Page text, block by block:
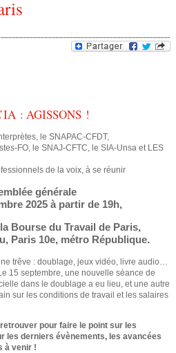
e
r
e
r
h
: AGISSONS !
le SNAPAC-CFDT,
FO, le SNAJ-CFTC, le SIA-Unsa et LES
de la voix, à se réunir
générale
2025 à partir de 19h,
Bourse du Travail de Paris,
Paris 10e, métro République.
trêve : doublage, jeux vidéo, livre audio…
15 septembre, une nouvelle séance de
dans le doublage a eu lieu, et une autre
sur les conditions de travail et les salaires
pour faire le point sur les
les derniers évènements, les avancées
à venir !